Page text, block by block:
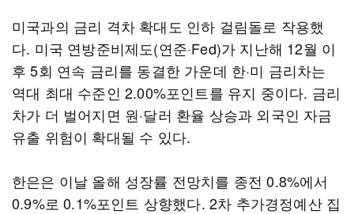
미국과의 금리 격차 확대도 인하 걸림돌로 작용했
다. 미국 연방준비제도(연준·Fed)가 지난해 12월 이
후 5회 연속 금리를 동결한 가운데 한·미 금리차는
역대 최대 수준인 2.00%포인트를 유지 중이다. 금리
차가 더 벌어지면 원·달러 환율 상승과 외국인 자금
유출 위험이 확대될 수 있다.
한은은 이날 올해 성장률 전망치를 종전 0.8%에서
0.9%로 0.1%포인트 상향했다. 2차 추가경정예산 집